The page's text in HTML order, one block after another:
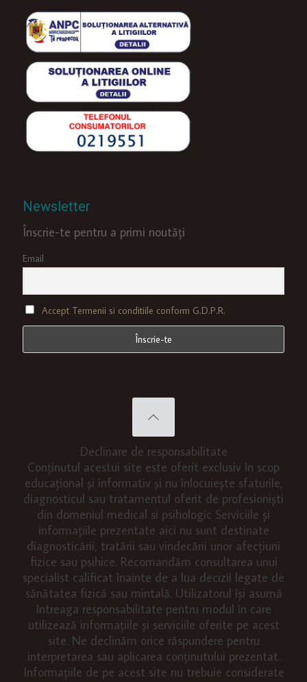
Newsletter
Înscrie-te pentru a primi noutăți
Email
Accept Termenii si conditiile conform G.D.P.R.
Declinare de responsabilitate
Conținutul acestui site este oferit exclusiv în scop
educațional și informativ și nu înlocuiește sfaturile,
diagnosticul sau tratamentul oferit de profesioniști
din domeniul medical si psihologic Serviciile și
informațiile prezentate aici nu sunt destinate
diagnosticării, tratării sau vindecării unor afecțiuni
fizice sau psihice. Recomandăm consultarea unui
specialist calificat înainte de a lua decizii legate de
sănătatea fizică sau mintală. Utilizatorul își asumă
întreaga responsabilitate pentru modul în care
utilizează informațiile și serviciile oferite pe acest
site. Ne declinăm orice răspundere pentru
interpretarea sau aplicarea conținutului prezentat.
Informațiile de pe acest site nu trebuie considerate